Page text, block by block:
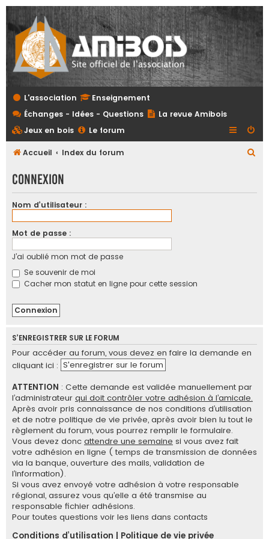
L'association
Enseignement
Échanges - Idées - Questions
La revue Amibois
Jeux en bois
Le forum
Accueil Index du forum
Connexion
Nom d’utilisateur :
Mot de passe :
J’ai oublié mon mot de passe
Se souvenir de moi
Cacher mon statut en ligne pour cette session
S’ENREGISTRER SUR LE FORUM
Pour accéder au forum, vous devez en faire la demande en
cliquant ici : S'enregistrer sur le forum
ATTENTION : Cette demande est validée manuellement par
l’administrateur qui doit contrôler votre adhésion à l’amicale.
Après avoir pris connaissance de nos conditions d’utilisation
et de notre politique de vie privée, après avoir bien lu tout le
règlement du forum, vous pourrez remplir le formulaire.
Vous devez donc attendre une semaine si vous avez fait
votre adhésion en ligne ( temps de transmission de données
via la banque, ouverture des mails, validation de
l’information).
Si vous avez envoyé votre adhésion à votre responsable
régional, assurez vous qu’elle a été transmise au
responsable fichier adhésions.
Pour toutes questions voir les liens dans contacts
Conditions d’utilisation
Politique de vie privée